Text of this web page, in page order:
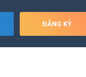
ĐĂNG KÝ